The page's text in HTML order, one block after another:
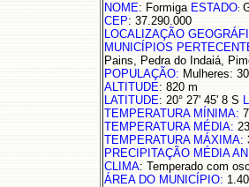
NOME: Formiga ESTADO:
CEP: 37.290.000
LOCALIZAÇÃO
MUNICÍPIOS
Pains, Pedra do Indaiá,
POPULAÇÃO: Mulheres:
ALTITUDE: 820 m
LATITUDE: 20° 27' 45' 8 S
TEMPERATURA MÍNIMA:
TEMPERATURA MÉDIA:
TEMPERATURA MÁXIMA:
PRECIPITAÇÃO MÉDIA
CLIMA: Temperado com
ÁREA DO MUNICÍPIO: